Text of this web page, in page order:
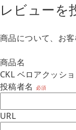
レビューを
商品について、お
商品名
CKL ベロアクッシ
投稿者名
必須
URL